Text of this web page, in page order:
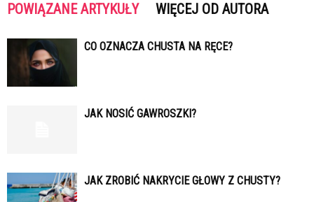
POWIĄZANE ARTYKUŁY WIĘCEJ OD AUTORA
CO OZNACZA CHUSTA NA RĘCE?
JAK NOSIĆ GAWROSZKI?
JAK ZROBIĆ NAKRYCIE GŁOWY Z CHUSTY?